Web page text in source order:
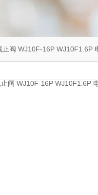
止阀 WJ10F-16P WJ10F1.6P